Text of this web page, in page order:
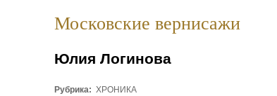
Московские вернисажи
Юлия Логинова
Рубрика: ХРОНИКА